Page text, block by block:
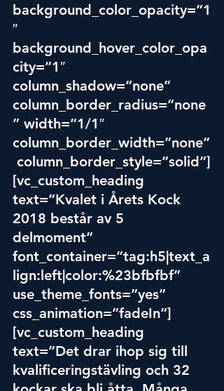
background_color_opacity=”1
″
background_hover_color_opa
city=”1″
column_shadow=”none”
column_border_radius=”none
” width=”1/1″
column_border_width=”none”
column_border_style=”solid”]
[vc_custom_heading
text=”Kvalet i Årets Kock
2018 består av 5
delmoment”
font_container=”tag:h5|text_a
lign:left|color:%23bfbfbf”
use_theme_fonts=”yes”
css_animation=”fadeIn”]
[vc_custom_heading
text=”Det drar ihop sig till
kvalificeringstävling och 32